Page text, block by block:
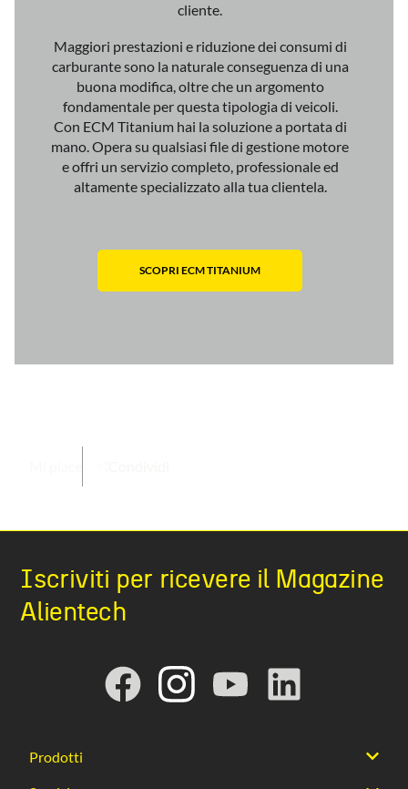
cliente.
Maggiori prestazioni e riduzione dei consumi di
carburante sono la naturale conseguenza di una
buona modifica, oltre che un argomento
fondamentale per questa tipologia di veicoli.
Con ECM Titanium hai la soluzione a portata di
mano. Opera su qualsiasi file di gestione motore
e offri un servizio completo, professionale ed
altamente specializzato alla tua clientela.
SCOPRI ECM TITANIUM
Iscriviti per ricevere il Magazine
Alientech
Prodotti